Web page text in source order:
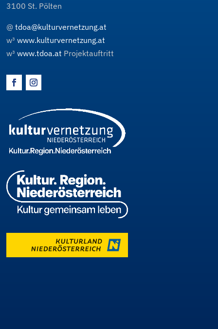
3100 St. Pölten
@tdoa@kulturvernetzung.at
w³www.kulturvernetzung.at
w³www.tdoa.at Projektauftritt